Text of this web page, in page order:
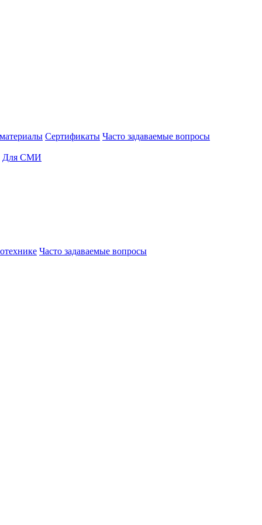
Сертификаты Часто задаваемые вопросы
Для СМИ
Часто задаваемые вопросы